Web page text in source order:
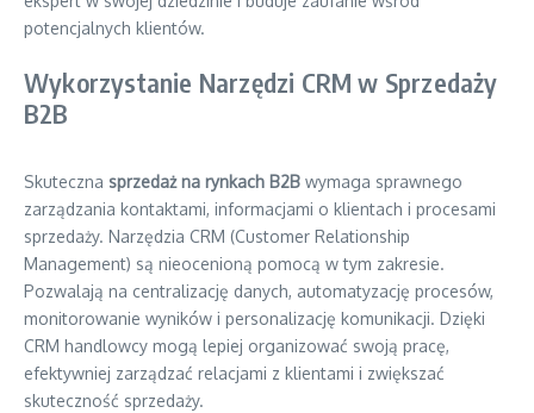
potencjalnych klientów.
Wykorzystanie Narzędzi CRM w Sprzedaży
B2B
Skuteczna sprzedaż na rynkach B2B wymaga sprawnego
zarządzania kontaktami, informacjami o klientach i procesami
sprzedaży. Narzędzia CRM (Customer Relationship
Management) są nieocenioną pomocą w tym zakresie.
Pozwalają na centralizację danych, automatyzację procesów,
monitorowanie wyników i personalizację komunikacji. Dzięki
CRM handlowcy mogą lepiej organizować swoją pracę,
efektywniej zarządzać relacjami z klientami i zwiększać
skuteczność sprzedaży.